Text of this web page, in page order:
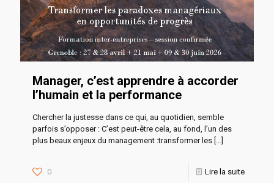
Manager, c’est apprendre à accorder
l’humain et la performance
Chercher la justesse dans ce qui, au quotidien, semble
parfois s’opposer : C’est peut-être cela, au fond, l’un des
plus beaux enjeux du management :transformer les […]
0 Lire la suite